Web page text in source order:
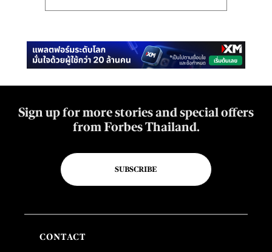
Sign up for more stories and special offers
from Forbes Thailand.
SUBSCRIBE
CONTACT